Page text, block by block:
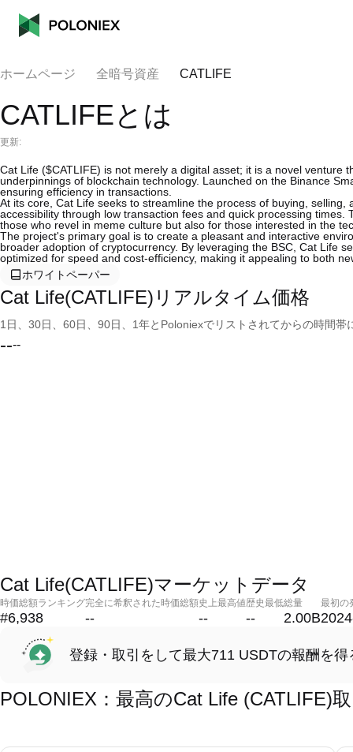
ホームページ 全暗号資産 CATLIFE
CATLIFEとは
更新:
Cat Life ($CATLIFE) is not merely a digital asset; it is a novel
underpinnings of blockchain technology. Launched on the Binance
ensuring efficiency in transactions.
At its core, Cat Life seeks to streamline the process of buying,
accessibility through low transaction fees and quick processing
those who revel in meme culture but also for those interested in the
The project's primary goal is to create a pleasant and interactive
broader adoption of cryptocurrency. By leveraging the BSC, Cat Life
optimized for speed and cost-efficiency, making it appealing to both
ホワイトペーパー
Cat Life(CATLIFE)リアルタイム価格
1日、30日、60日、90日、1年とPoloniexでリストされてからの時間
----
Cat Life(CATLIFE)マーケットデータ
時価総額ランキング
#6,938
完全に希釈された時価総額
--
史上最高値
--
歴史最低
--
総量
2.00B
最初の
登録・取引をして最大711 USDTの報酬を得
POLONIEX：最高のCat Life (CATLIFE)